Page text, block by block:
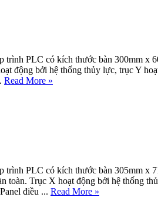
PLC có kích thước bàn 300mm x
động bởi hệ thống thủy lực, trục Y
Read More »
PLC có kích thước bàn 305mm x
Trục X hoạt động bởi hệ thống
điều ... Read More »